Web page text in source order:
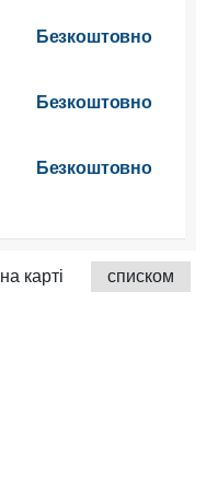
Безкоштовно
Безкоштовно
Безкоштовно
на карті списком